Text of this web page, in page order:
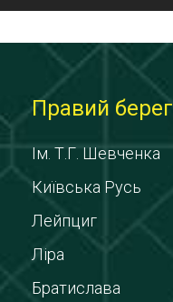
Правий берег
Ім. Т.Г. Шевченка
Київська Русь
Лейпциг
Ліра
Братислава